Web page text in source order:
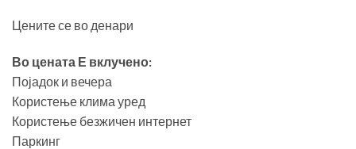
Цените се во денари
Во цената Е вклучено:
Појадок и вечера
Користење клима уред
Користење безжичен интернет
Паркинг